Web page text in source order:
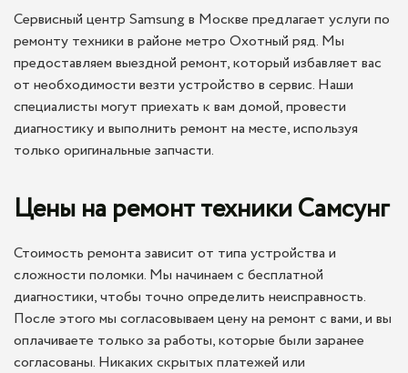
Сервисный центр Samsung в Москве предлагает услуги по
ремонту техники в районе метро Охотный ряд. Мы
предоставляем выездной ремонт, который избавляет вас
от необходимости везти устройство в сервис. Наши
специалисты могут приехать к вам домой, провести
диагностику и выполнить ремонт на месте, используя
только оригинальные запчасти.
Цены на ремонт техники Самсунг
Стоимость ремонта зависит от типа устройства и
сложности поломки. Мы начинаем с бесплатной
диагностики, чтобы точно определить неисправность.
После этого мы согласовываем цену на ремонт с вами, и вы
оплачиваете только за работы, которые были заранее
согласованы. Никаких скрытых платежей или